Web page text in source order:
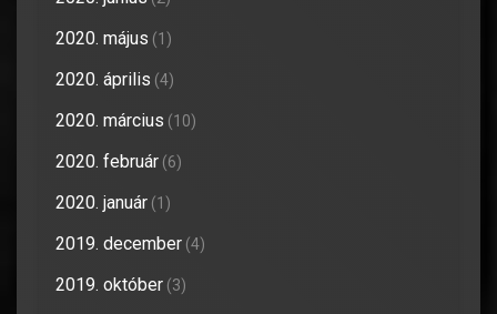
2020. május (1)
2020. április (4)
2020. március (10)
2020. február (6)
2020. január (1)
2019. december (4)
2019. október (3)